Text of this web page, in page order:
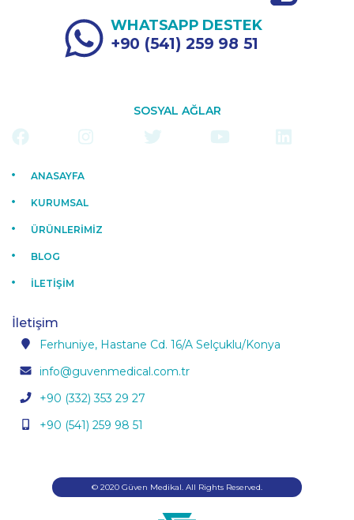
WHATSAPP DESTEK
+90 (541) 259 98 51
SOSYAL AĞLAR
ANASAYFA
KURUMSAL
ÜRÜNLERİMİZ
BLOG
İLETİŞİM
İletişim
Ferhuniye, Hastane Cd. 16/A Selçuklu/Konya
info@guvenmedical.com.tr
+90 (332) 353 29 27
+90 (541) 259 98 51
© 2020 Güven Medikal. All Rights Reserved.